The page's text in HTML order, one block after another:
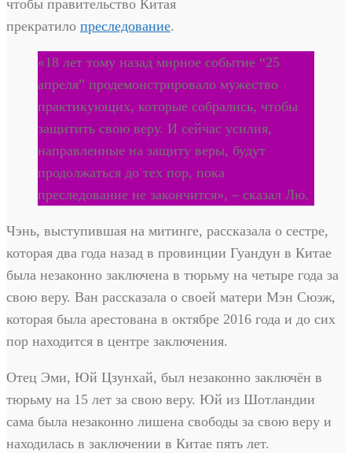
чтобы правительство Китая
прекратило преследование.
«18 лет тому назад мирное событие “25
апреля” продемонстрировало мужество
практикующих, которые собрались, чтобы
защитить свою веру. И сейчас усилия,
направленные на защиту веры, будут
продолжаться до тех пор, пока
преследование не закончится», – сказал Лю.
Чэнь, выступившая на митинге, рассказала о сестре,
которая два года назад в провинции Гуандун в Китае
была незаконно заключена в тюрьму на четыре года за
свою веру. Ван рассказала о своей матери Мэн Сюэж,
которая была арестована в октябре 2016 года и до сих
пор находится в центре заключения.
Отец Эми, Юй Цзунхай, был незаконно заключён в
тюрьму на 15 лет за свою веру. Юй из Шотландии
сама была незаконно лишена свободы за свою веру и
находилась в заключении в Китае пять лет.